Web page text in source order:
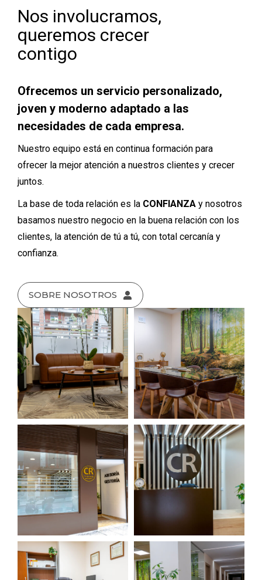
Nos involucramos,
queremos crecer
contigo
Ofrecemos un servicio personalizado,
joven y moderno adaptado a las
necesidades de cada empresa.
Nuestro equipo está en continua formación para
ofrecer la mejor atención a nuestros clientes y crecer
juntos.
La base de toda relación es la CONFIANZA y nosotros
basamos nuestro negocio en la buena relación con los
clientes, la atención de tú a tú, con total cercanía y
confianza.
SOBRE NOSOTROS